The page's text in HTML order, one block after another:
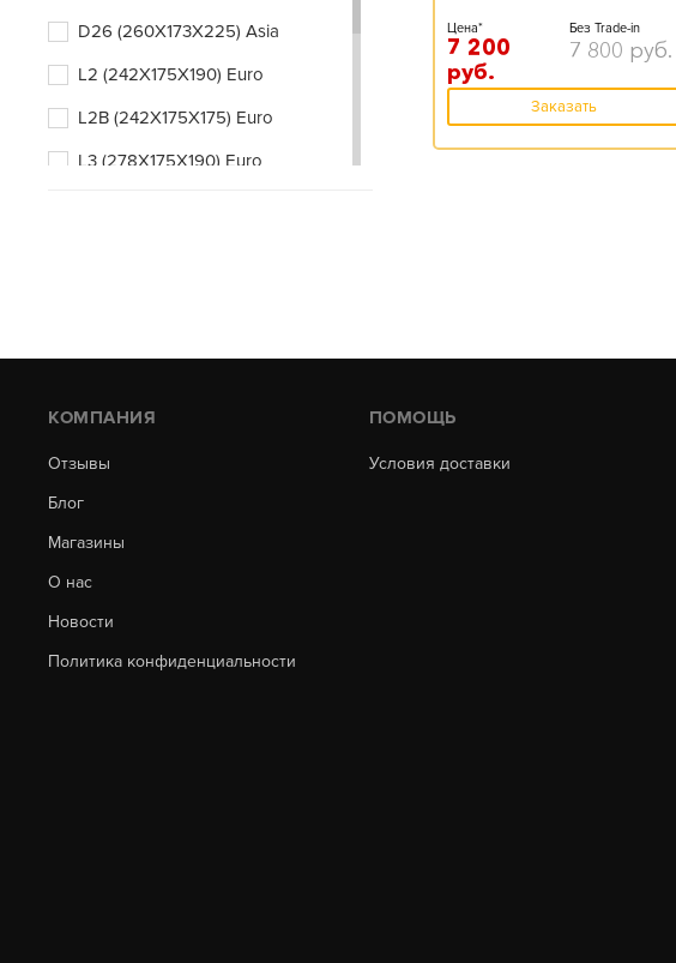
D26 (260X173X225) Asia
L2 (242X175X190) Euro
L2B (242X175X175) Euro
L3 (278X175X190) Euro
Цена*
7 200
руб.
Без Trade-in
7 800 руб.
Заказать
КОМПАНИЯ
Отзывы
Блог
Магазины
О нас
Новости
Политика конфиденциальности
ПОМОЩЬ
Условия доставки